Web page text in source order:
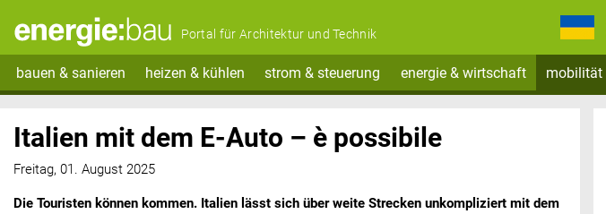
Portal für Architektur und Technik
bauen & sanieren heizen & kühlen strom & steuerung energie & wirtschaft mobilität
Italien mit dem E-Auto – è possibile
Freitag, 01. August 2025
Die Touristen können kommen. Italien lässt sich über weite Strecken unkompliziert mit dem